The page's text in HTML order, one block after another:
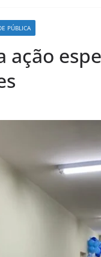
PÚBLICA
ação